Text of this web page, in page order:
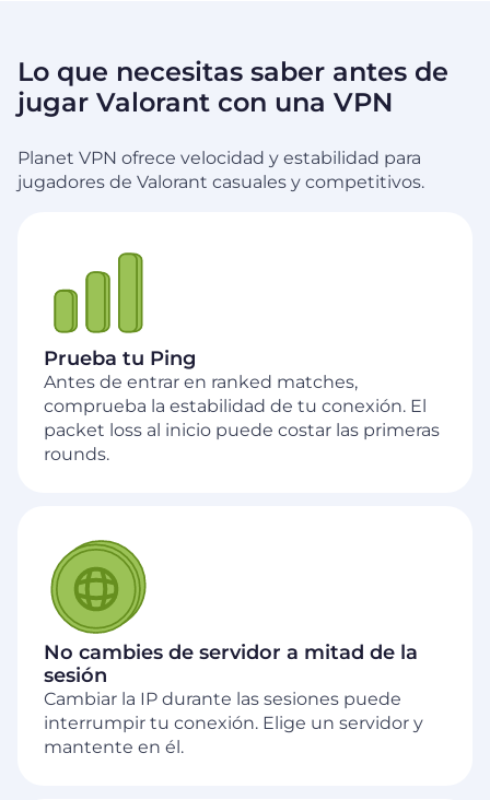
Lo que necesitas saber antes de
jugar Valorant con una VPN
Planet VPN ofrece velocidad y estabilidad para
jugadores de Valorant casuales y competitivos.
Prueba tu Ping
Antes de entrar en ranked matches,
comprueba la estabilidad de tu conexión. El
packet loss al inicio puede costar las primeras
rounds.
No cambies de servidor a mitad de la
sesión
Cambiar la IP durante las sesiones puede
interrumpir tu conexión. Elige un servidor y
mantente en él.